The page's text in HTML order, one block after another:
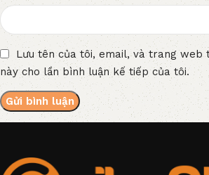
Lưu tên của tôi, email, và trang web
này cho lần bình luận kế tiếp của tôi.